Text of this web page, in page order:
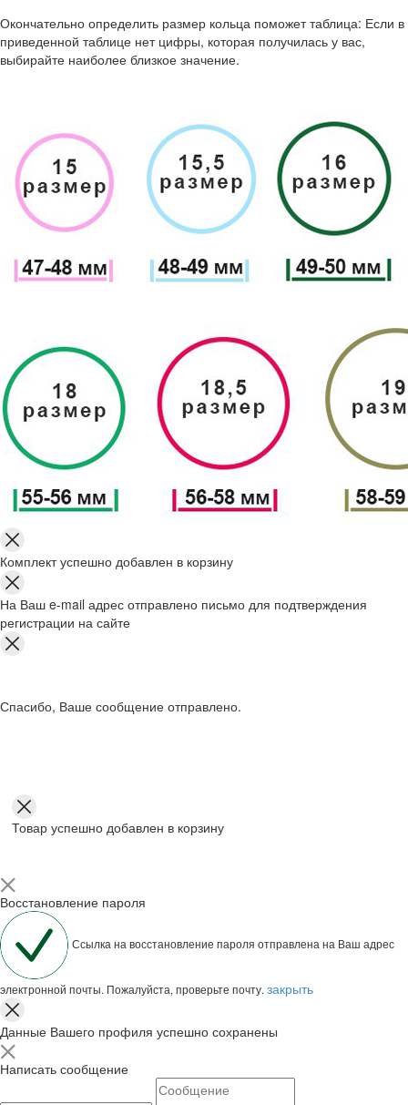
Окончательно определить размер кольца поможет таблица: Если в
приведенной таблице нет цифры, которая получилась у вас,
выбирайте наиболее близкое значение.
Комплект успешно добавлен в корзину
На Ваш e-mail адрес отправлено письмо для подтверждения
регистрации на сайте
Спасибо, Ваше сообщение отправлено.
Товар успешно добавлен в корзину
Восстановление пароля
Ссылка на восстановление пароля отправлена на Ваш адрес
электронной почты. Пожалуйста, проверьте почту. закрыть
Данные Вашего профиля успешно сохранены
Написать сообщение